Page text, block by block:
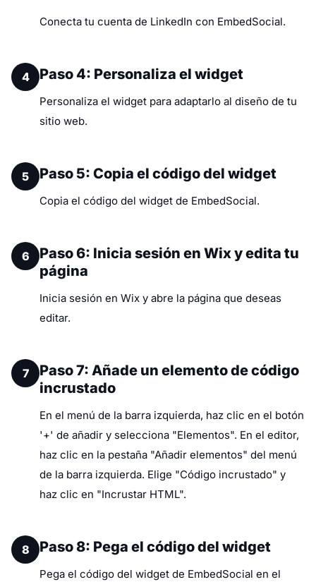
Conecta tu cuenta de LinkedIn con EmbedSocial.
4 Paso 4: Personaliza el widget
Personaliza el widget para adaptarlo al diseño de tu
sitio web.
5 Paso 5: Copia el código del widget
Copia el código del widget de EmbedSocial.
6
Paso 6: Inicia sesión en Wix y edita tu
página
Inicia sesión en Wix y abre la página que deseas
editar.
7
Paso 7: Añade un elemento de código
incrustado
En el menú de la barra izquierda, haz clic en el botón
'+' de añadir y selecciona "Elementos". En el editor,
haz clic en la pestaña "Añadir elementos" del menú
de la barra izquierda. Elige "Código incrustado" y
haz clic en "Incrustar HTML".
8 Paso 8: Pega el código del widget
Pega el código del widget de EmbedSocial en el